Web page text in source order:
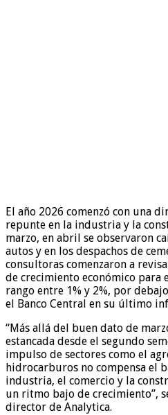
El año 2026 comenzó con una
repunte en la industria y la
marzo, en abril se observaron
autos y en los despachos de
consultoras comenzaron a
de crecimiento económico para
rango entre 1% y 2%, por
el Banco Central en su último
“Más allá del buen dato de
estancada desde el segundo
impulso de sectores como el
hidrocarburos no compensa el
industria, el comercio y la
un ritmo bajo de crecimiento”,
director de Analytica.